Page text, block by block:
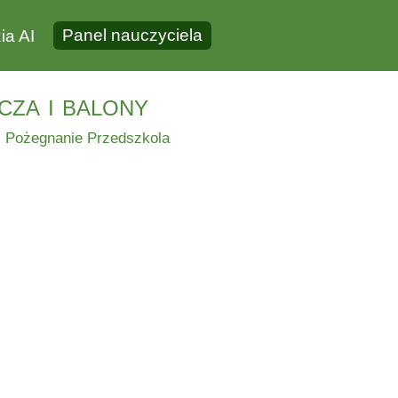
AI Panel nauczyciela
i balony
Pożegnanie Przedszkola